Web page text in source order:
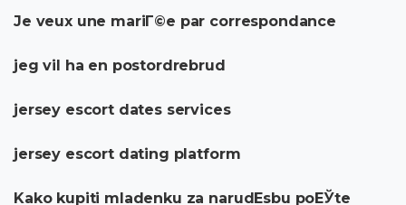
Je veux une mariГ©e par correspondance
jeg vil ha en postordrebrud
jersey escort dates services
jersey escort dating platform
Kako kupiti mladenku za narudЕѕbu poЕЎte